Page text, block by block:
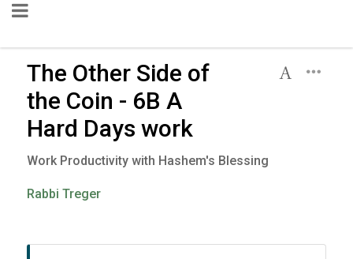
The Other Side of
the Coin - 6B A
Hard Days work
Work Productivity with Hashem's Blessing
Rabbi Treger